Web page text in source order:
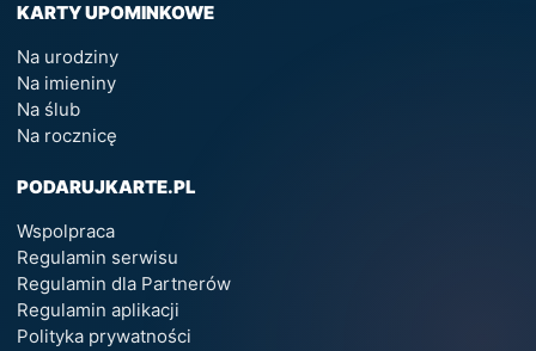
KARTY UPOMINKOWE
Na urodziny
Na imieniny
Na ślub
Na rocznicę
PODARUJKARTE.PL
Wspolpraca
Regulamin serwisu
Regulamin dla Partnerów
Regulamin aplikacji
Polityka prywatności